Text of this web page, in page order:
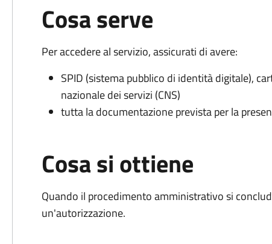
Cosa serve
Per accedere al servizio, assicurati di avere:
SPID (sistema pubblico di identità digitale),
nazionale dei servizi (CNS)
tutta la documentazione prevista per la
Cosa si ottiene
Quando il procedimento amministrativo si
un'autorizzazione.